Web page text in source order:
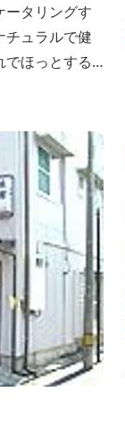
ータリングす
チュラルで健
でほっとする
なしいたし